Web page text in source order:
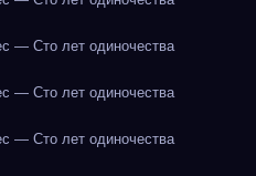
— Сто лет одиночества
— Сто лет одиночества
— Сто лет одиночества